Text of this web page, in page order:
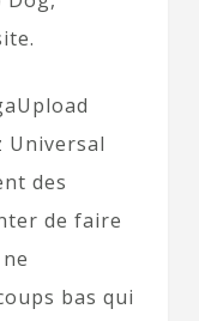
Universal
des
de faire
bas qui